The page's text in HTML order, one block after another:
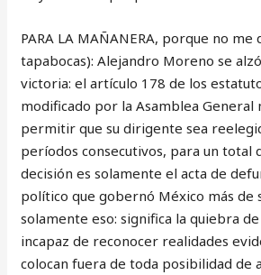
PARA LA MAÑANERA, porque no
tapabocas): Alejandro Moreno se
victoria: el artículo 178 de los
modificado por la Asamblea General
permitir que su dirigente sea
períodos consecutivos, para un total
decisión es solamente el acta de
político que gobernó México más de
solamente eso: significa la quiebra
incapaz de reconocer realidades
colocan fuera de toda posibilidad de